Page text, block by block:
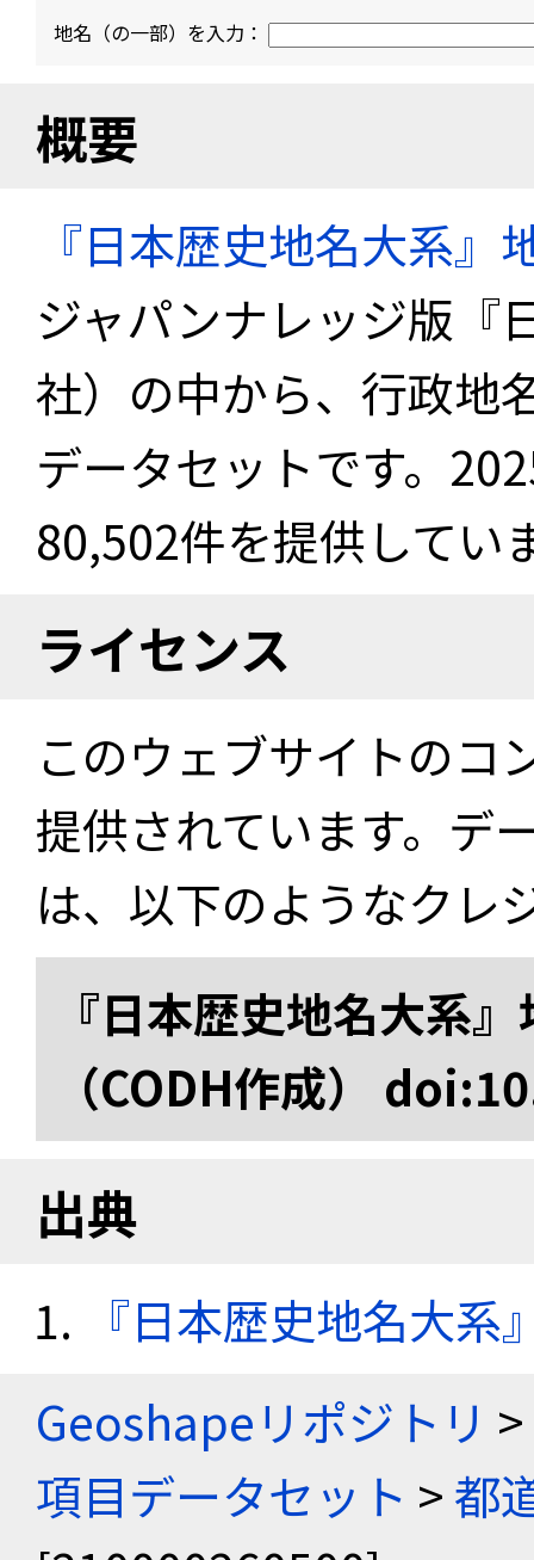
地名（の一部）を入力：
概要
『日本歴史地名大系
ジャパンナレッジ版『
社）の中から、行政地
データセットです。
80,502件を提供してい
ライセンス
このウェブサイトのコ
提供されています。デ
は、以下のようなクレ
『日本歴史地名大系
（CODH作成）
出典
『日本歴史地名大
Geoshapeリポジトリ >
項目データセット >都